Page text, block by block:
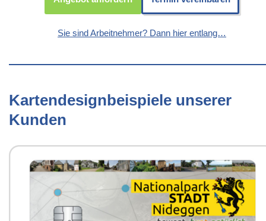
Sie sind Arbeitnehmer? Dann hier entlang…
Kartendesignbeispiele unserer
Kunden